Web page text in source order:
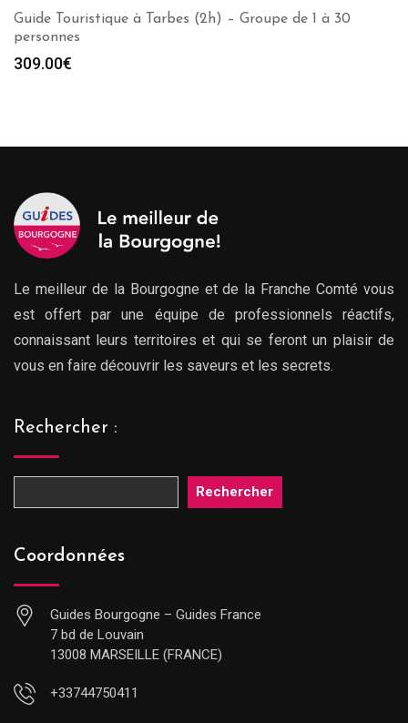
Guide Touristique à Tarbes (2h) – Groupe de 1 à 30
personnes
309.00€
Le meilleur de la Bourgogne et de la Franche Comté vous
est offert par une équipe de professionnels réactifs,
connaissant leurs territoires et qui se feront un plaisir de
vous en faire découvrir les saveurs et les secrets.
Rechercher :
Rechercher
Coordonnées
Guides Bourgogne – Guides France
7 bd de Louvain
13008 MARSEILLE (FRANCE)
+33744750411